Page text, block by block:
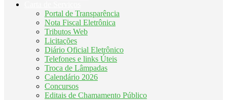
Portal de Transparência
Nota Fiscal Eletrônica
Tributos Web
Licitações
Diário Oficial Eletrônico
Telefones e links Úteis
Troca de Lâmpadas
Calendário 2026
Concursos
Editais de Chamamento Público